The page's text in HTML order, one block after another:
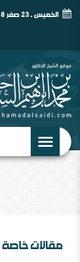
الخميس - 23 صفر 1448 هـ , 06 أغسطس 2026 م
مقالات خاصة